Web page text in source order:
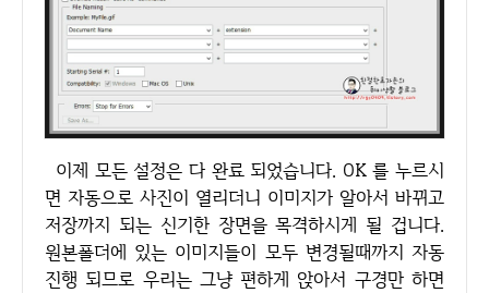
이제 모든 설정은 다 완료 되었습니다. OK 를 누르시
면 자동으로 사진이 열리더니 이미지가 알아서 바뀌고
저장까지 되는 신기한 장면을 목격하시게 될 겁니다.
원본폴더에 있는 이미지들이 모두 변경될때까지 자동
진행 되므로 우리는 그냥 편하게 앉아서 구경만 하면